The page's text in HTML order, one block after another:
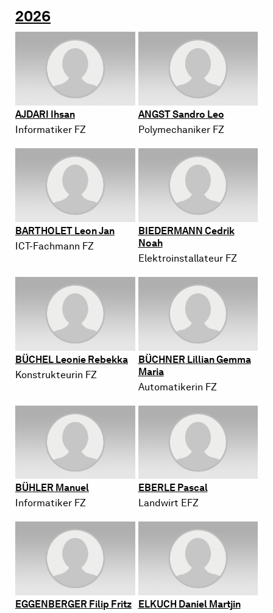
2026
AJDA­RI Ihsan
In­for­ma­ti­ker FZ
ANGSTSan­dro Leo
Po­ly­me­cha­ni­ker FZ
BAR­T­HO­LET Leon Jan
ICT-Fach­mann FZ
BIE­DER­MANN Cedrik
Noah
Elek­tro­in­stal­la­teur FZ
BÜ­CHEL Leo­nie Re­bek­ka
Kon­struk­teu­rin FZ
BÜCH­NER Lil­li­an Gemma
Maria
Au­to­ma­ti­ke­rin FZ
BÜH­LER Ma­nu­el
In­for­ma­ti­ker FZ
EBER­LEPas­cal
Land­wirt EFZ
EG­GEN­BER­GER Filip Fritz
EL­KUCH Da­ni­el Mart­jin